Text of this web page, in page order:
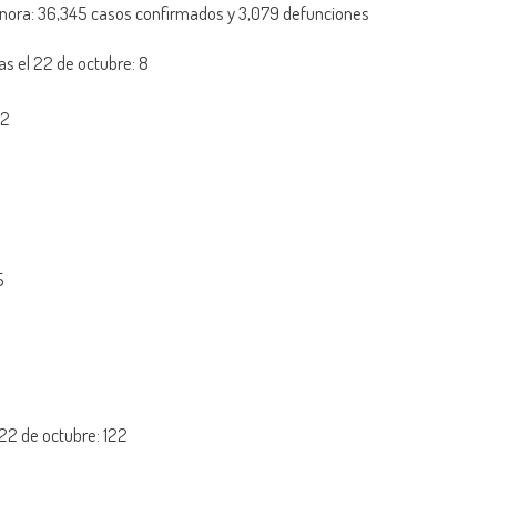
36,345 casos confirmados y 3,079 defunciones
el 22 de octubre: 8
de octubre: 122